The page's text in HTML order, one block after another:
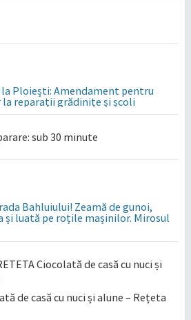
Ploiești: Amendament pentru
reparații grădinițe și școli
sub 30 minute
Bahluiului! Zeamă de gunoi,
luată pe roțile mașinilor. Mirosul
Ciocolată de casă cu nuci și
de casă cu nuci și alune – Rețeta